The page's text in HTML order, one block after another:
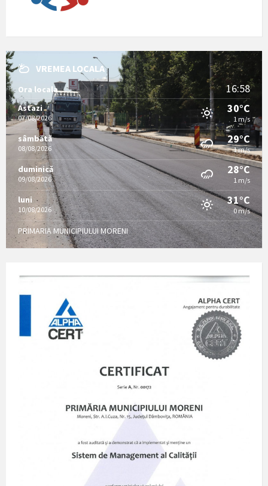
VREMEA LOCALA
Ora locala 16:58
Astazi
07/08/2026
30°C
1 m/s
sâmbătă
08/08/2026
29°C
1 m/s
duminică
09/08/2026
28°C
1 m/s
luni
10/08/2026
31°C
0 m/s
PRIMARIA MUNICIPIULUI MORENI